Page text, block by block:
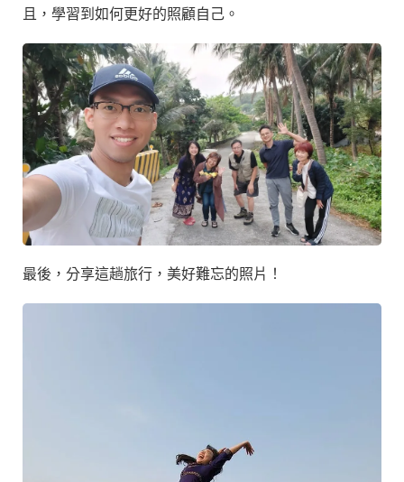
且，學習到如何更好的照顧自己。
最後，分享這趟旅行，美好難忘的照片！